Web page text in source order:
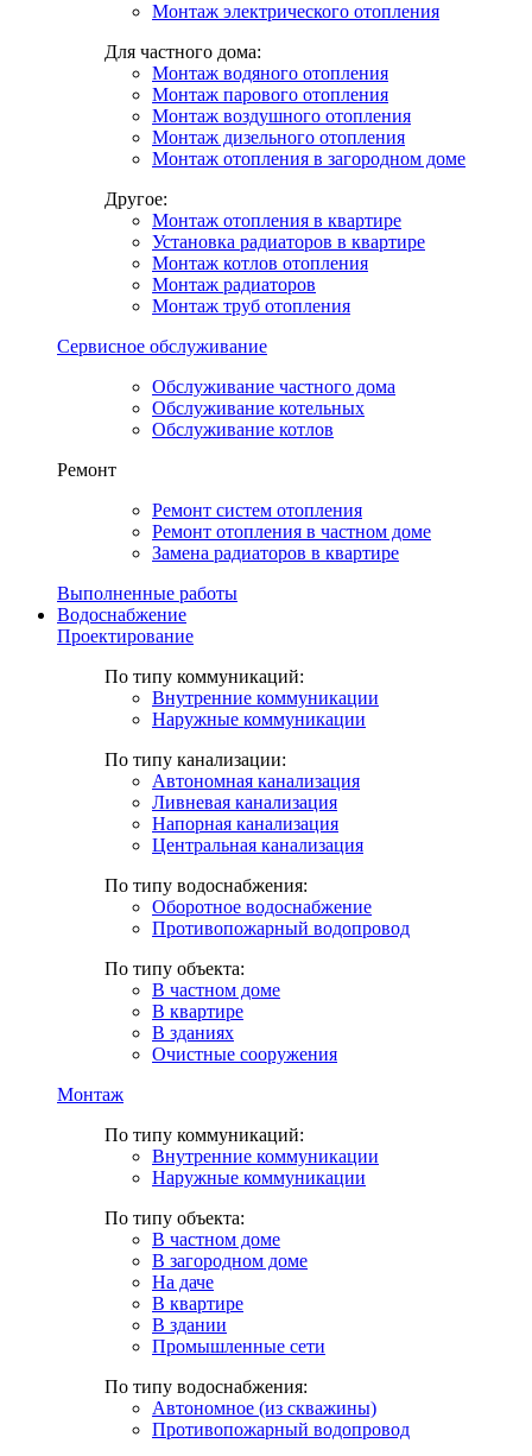
Монтаж электрического отопления
Для частного дома:
Монтаж водяного отопления
Монтаж парового отопления
Монтаж воздушного отопления
Монтаж дизельного отопления
Монтаж отопления в загородном доме
Другое:
Монтаж отопления в квартире
Установка радиаторов в квартире
Монтаж котлов отопления
Монтаж радиаторов
Монтаж труб отопления
Сервисное обслуживание
Обслуживание частного дома
Обслуживание котельных
Обслуживание котлов
Ремонт
Ремонт систем отопления
Ремонт отопления в частном доме
Замена радиаторов в квартире
Выполненные работы
Водоснабжение
Проектирование
По типу коммуникаций:
Внутренние коммуникации
Наружные коммуникации
По типу канализации:
Автономная канализация
Ливневая канализация
Напорная канализация
Центральная канализация
По типу водоснабжения:
Оборотное водоснабжение
Противопожарный водопровод
По типу объекта:
В частном доме
В квартире
В зданиях
Очистные сооружения
Монтаж
По типу коммуникаций:
Внутренние коммуникации
Наружные коммуникации
По типу объекта:
В частном доме
В загородном доме
На даче
В квартире
В здании
Промышленные сети
По типу водоснабжения:
Автономное (из скважины)
Противопожарный водопровод